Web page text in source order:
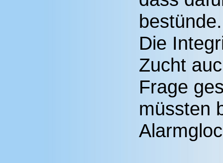
bestünde.
Die
Zucht
Frage
müssten